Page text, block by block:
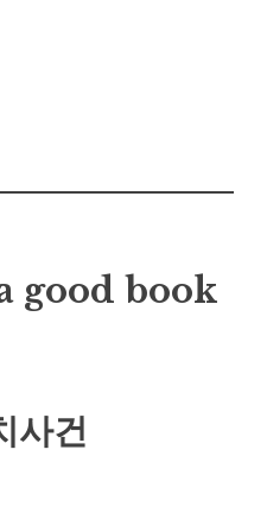
good book
사건